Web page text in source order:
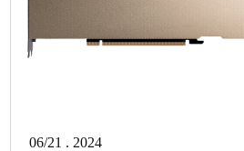
06/21 . 2024